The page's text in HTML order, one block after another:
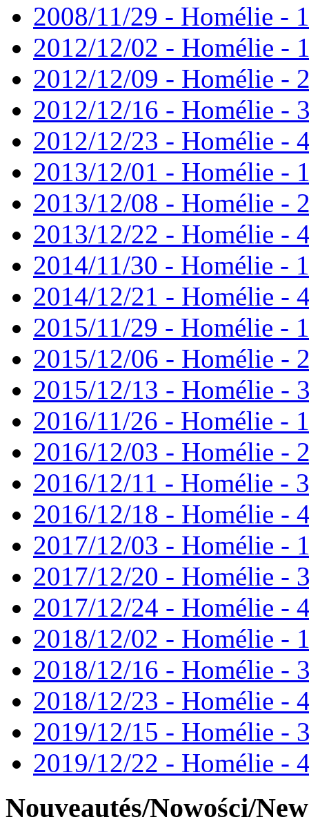
2008/11/29 - Homélie -
2012/12/02 - Homélie -
2012/12/09 - Homélie -
2012/12/16 - Homélie -
2012/12/23 - Homélie -
2013/12/01 - Homélie -
2013/12/08 - Homélie -
2013/12/22 - Homélie -
2014/11/30 - Homélie -
2014/12/21 - Homélie -
2015/11/29 - Homélie -
2015/12/06 - Homélie -
2015/12/13 - Homélie -
2016/11/26 - Homélie -
2016/12/03 - Homélie -
2016/12/11 - Homélie -
2016/12/18 - Homélie -
2017/12/03 - Homélie -
2017/12/20 - Homélie -
2017/12/24 - Homélie -
2018/12/02 - Homélie -
2018/12/16 - Homélie -
2018/12/23 - Homélie -
2019/12/15 - Homélie -
2019/12/22 - Homélie -
Nouveautés/Nowości/